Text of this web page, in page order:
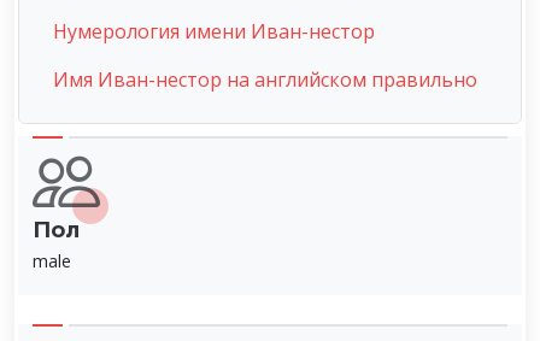
Нумерология имени Иван-нестор
Имя Иван-нестор на английском правильно
Пол
male